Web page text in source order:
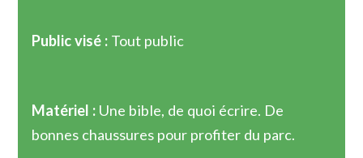
Public visé : Tout public
Matériel : Une bible, de quoi écrire. De
bonnes chaussures pour profiter du parc.